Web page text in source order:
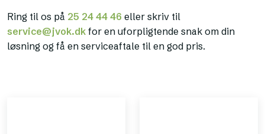
Ring til os på 25 24 44 46 eller skriv til
service@jvok.dk for en uforpligtende snak om din
løsning og få en serviceaftale til en god pris.